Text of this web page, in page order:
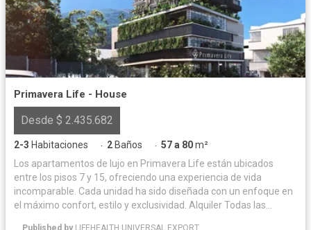
Primavera Life - House
Desde $ 2.435.682
2-3 Habitaciones · 2 Baños · 57 a 80m²
Los apartamentos de lujo en Primavera Life están ubicados
entre los pisos 7 y 15, ofreciendo una experiencia de vida
incomparable. Cada unidad ha sido diseñada con un enfoque en
el máximo confort, estilo y exclusividad. Alquiler Todas las